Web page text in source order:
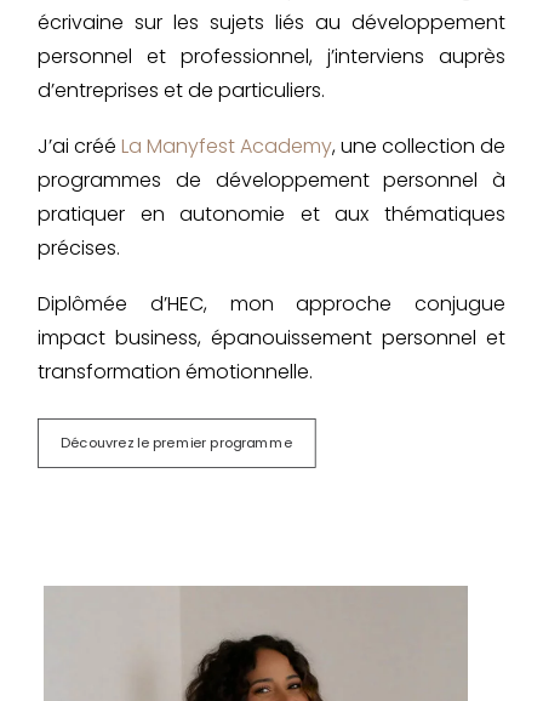
écrivaine sur les sujets liés au développement
personnel et professionnel, j’interviens auprès
d’entreprises et de particuliers.
J’ai créé La Manyfest Academy, une collection de
programmes de développement personnel à
pratiquer en autonomie et aux thématiques
précises.
Diplômée d’HEC, mon approche conjugue
impact business, épanouissement personnel et
transformation émotionnelle.
Découvrez le premier programme